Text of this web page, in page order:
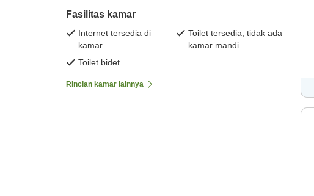
Fasilitas kamar
Internet tersedia di
kamar
Toilet tersedia, tidak ada
kamar mandi
Toilet bidet
Rincian kamar lainnya